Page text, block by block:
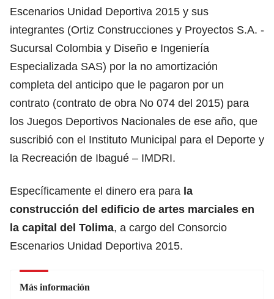
Escenarios Unidad Deportiva 2015 y sus
integrantes (Ortiz Construcciones y Proyectos S.A. -
Sucursal Colombia y Diseño e Ingeniería
Especializada SAS) por la no amortización
completa del anticipo que le pagaron por un
contrato (contrato de obra No 074 del 2015) para
los Juegos Deportivos Nacionales de ese año, que
suscribió con el Instituto Municipal para el Deporte y
la Recreación de Ibagué – IMDRI.
Específicamente el dinero era para la
construcción del edificio de artes marciales en
la capital del Tolima, a cargo del Consorcio
Escenarios Unidad Deportiva 2015.
Más información